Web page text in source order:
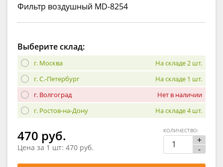
Фильтр воздушный MD-8254
Выберите склад:
г. Москва
На складе 2 шт.
г. С.-Петербург
На складе 1 шт.
г. Волгоград
Нет в наличии
г. Ростов-на-Дону
На складе 4 шт.
470 руб.
Цена за 1 шт: 470 руб.
+
-
КОЛИЧЕСТВО: